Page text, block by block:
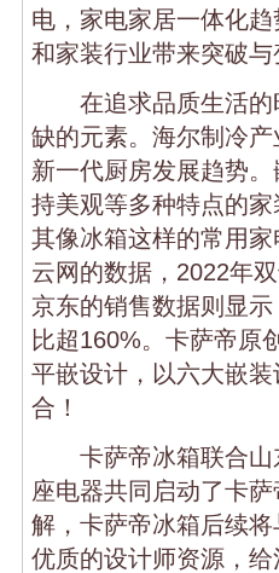
电，家电家居一体化
和家装行业带来突破
在追求品质生活的
缺的元素。海尔制冷
新一代厨房发展趋势
持美观等多种特点的
其像冰箱这样的常用
云网的数据，2022年
京东的销售数据则显
比超160%。卡萨帝原
平嵌设计，以六大嵌
合！
卡萨帝冰箱联合山
座电器共同启动了卡
解，卡萨帝冰箱后续
优质的设计师资源，